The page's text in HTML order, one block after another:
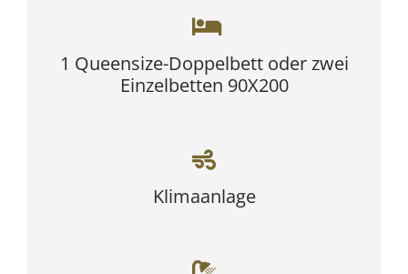
1 Queensize-Doppelbett oder zwei
Einzelbetten 90X200
Klimaanlage